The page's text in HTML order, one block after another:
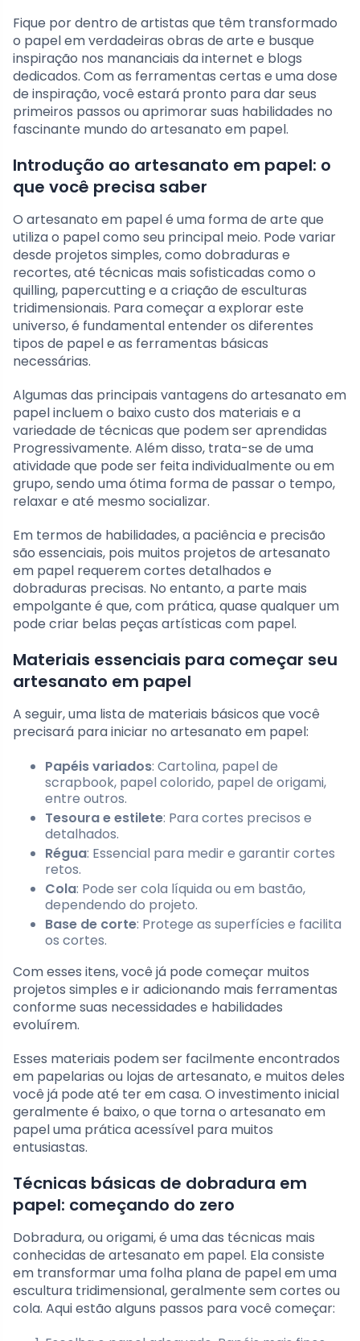
Fique por dentro de artistas que têm transformado
o papel em verdadeiras obras de arte e busque
inspiração nos mananciais da internet e blogs
dedicados. Com as ferramentas certas e uma dose
de inspiração, você estará pronto para dar seus
primeiros passos ou aprimorar suas habilidades no
fascinante mundo do artesanato em papel.
Introdução ao artesanato em papel: o
que você precisa saber
O artesanato em papel é uma forma de arte que
utiliza o papel como seu principal meio. Pode variar
desde projetos simples, como dobraduras e
recortes, até técnicas mais sofisticadas como o
quilling, papercutting e a criação de esculturas
tridimensionais. Para começar a explorar este
universo, é fundamental entender os diferentes
tipos de papel e as ferramentas básicas
necessárias.
Algumas das principais vantagens do artesanato em
papel incluem o baixo custo dos materiais e a
variedade de técnicas que podem ser aprendidas
Progressivamente. Além disso, trata-se de uma
atividade que pode ser feita individualmente ou em
grupo, sendo uma ótima forma de passar o tempo,
relaxar e até mesmo socializar.
Em termos de habilidades, a paciência e precisão
são essenciais, pois muitos projetos de artesanato
em papel requerem cortes detalhados e
dobraduras precisas. No entanto, a parte mais
empolgante é que, com prática, quase qualquer um
pode criar belas peças artísticas com papel.
Materiais essenciais para começar seu
artesanato em papel
A seguir, uma lista de materiais básicos que você
precisará para iniciar no artesanato em papel:
Papéis variados: Cartolina, papel de
scrapbook, papel colorido, papel de origami,
entre outros.
Tesoura e estilete: Para cortes precisos e
detalhados.
Régua: Essencial para medir e garantir cortes
retos.
Cola: Pode ser cola líquida ou em bastão,
dependendo do projeto.
Base de corte: Protege as superfícies e facilita
os cortes.
Com esses itens, você já pode começar muitos
projetos simples e ir adicionando mais ferramentas
conforme suas necessidades e habilidades
evoluírem.
Esses materiais podem ser facilmente encontrados
em papelarias ou lojas de artesanato, e muitos deles
você já pode até ter em casa. O investimento inicial
geralmente é baixo, o que torna o artesanato em
papel uma prática acessível para muitos
entusiastas.
Técnicas básicas de dobradura em
papel: começando do zero
Dobradura, ou origami, é uma das técnicas mais
conhecidas de artesanato em papel. Ela consiste
em transformar uma folha plana de papel em uma
escultura tridimensional, geralmente sem cortes ou
cola. Aqui estão alguns passos para você começar: